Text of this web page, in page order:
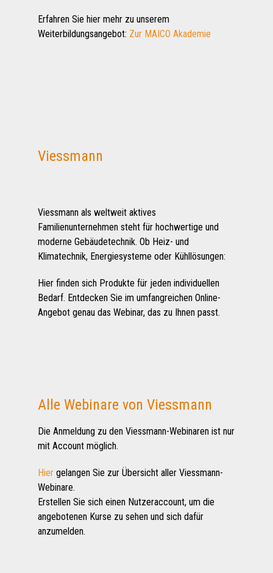
Erfahren Sie hier mehr zu unserem
Weiterbildungsangebot: Zur MAICO Akademie
Viessmann
Viessmann als weltweit aktives
Familienunternehmen steht für hochwertige und
moderne Gebäudetechnik. Ob Heiz- und
Klimatechnik, Energiesysteme oder Kühllösungen:
Hier finden sich Produkte für jeden individuellen
Bedarf. Entdecken Sie im umfangreichen Online-
Angebot genau das Webinar, das zu Ihnen passt.
Alle Webinare von Viessmann
Die Anmeldung zu den Viessmann-Webinaren ist nur
mit Account möglich.
Hier gelangen Sie zur Übersicht aller Viessmann-
Webinare.
Erstellen Sie sich einen Nutzeraccount, um die
angebotenen Kurse zu sehen und sich dafür
anzumelden.